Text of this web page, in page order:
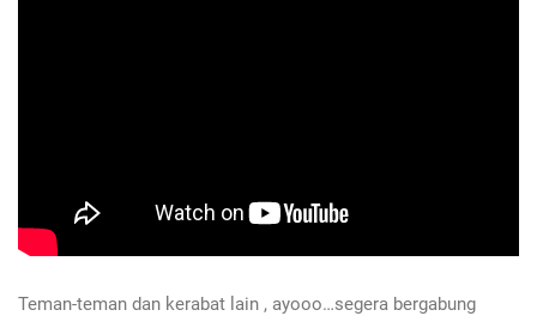
Teman-teman dan kerabat lain , ayooo…segera bergabung